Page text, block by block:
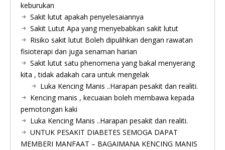
keburukan
Sakit lutut apakah penyelesaiannya
Sakit Lutut Apa yang menyebabkan sakit lutut
Risiko sakit lutut Boleh dipulihkan dengan rawatan
fisioterapi dan juga senaman harian
Sakit lutut satu phenomena yang bakal menyerang
kita , tidak adakah cara untuk mengelak
Luka Kencing Manis ..Harapan pesakit dan realiti.
Kencing manis , kecuaian boleh membawa kepada
pemotongan kaki
Luka Kencing Manis ..Harapan pesakit dan realiti.
UNTUK PESAKIT DIABETES SEMOGA DAPAT
MEMBERI MANFAAT – BAGAIMANA KENCING MANIS